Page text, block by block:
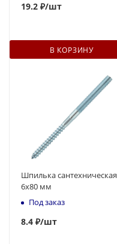
19.2 ₽/шт
В КОРЗИНУ
Шпилька сантехническая
6x80 мм
Под заказ
8.4 ₽/шт